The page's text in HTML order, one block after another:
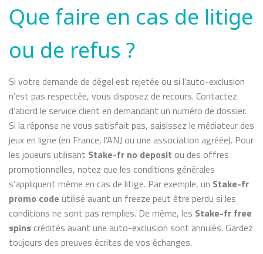
Que faire en cas de litige
ou de refus ?
Si votre demande de dégel est rejetée ou si l’auto-exclusion
n’est pas respectée, vous disposez de recours. Contactez
d’abord le service client en demandant un numéro de dossier.
Si la réponse ne vous satisfait pas, saisissez le médiateur des
jeux en ligne (en France, l’ANJ ou une association agréée). Pour
les joueurs utilisant Stake-fr no deposit ou des offres
promotionnelles, notez que les conditions générales
s’appliquent même en cas de litige. Par exemple, un Stake-fr
promo code utilisé avant un freeze peut être perdu si les
conditions ne sont pas remplies. De même, les Stake-fr free
spinscrédités avant une auto-exclusion sont annulés. Gardez
toujours des preuves écrites de vos échanges.